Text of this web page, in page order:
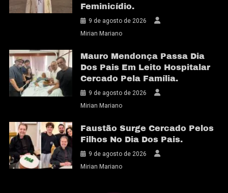
Feminicídio.
9 de agosto de 2026
Mirian Mariano
Mauro Mendonça Passa Dia
Dos Pais Em Leito Hospitalar
Cercado Pela Família.
9 de agosto de 2026
Mirian Mariano
Faustão Surge Cercado Pelos
Filhos No Dia Dos Pais.
9 de agosto de 2026
Mirian Mariano